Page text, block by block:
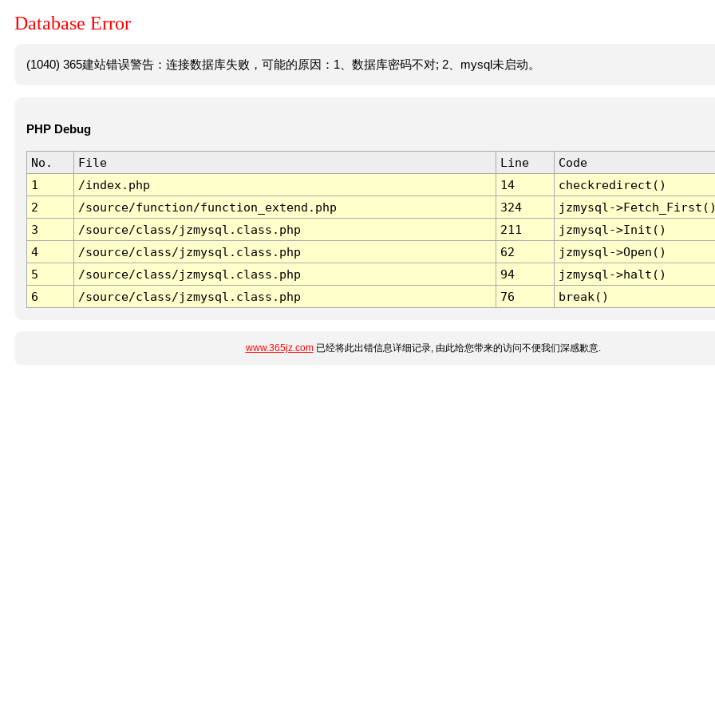
Database Error
(1040) 365建站错误警告：连接数据库失败，可能的原因：1、数据库密码不对; 2、mysql未启动。
PHP Debug
No. File Line
Code
1
/index.php 14
checkredirect()
2
/source/function/function_extend.php 324
jzmysql-
3
/source/class/jzmysql.class.php 211
jzmysql->Init()
4
/source/class/jzmysql.class.php 62
jzmysql->Open()
5
/source/class/jzmysql.class.php 94
jzmysql->halt()
6
/source/class/jzmysql.class.php 76 break()
www.365jz.com已经将此出错信息详细记录, 由此给您带来的访问不便我们深感歉意.